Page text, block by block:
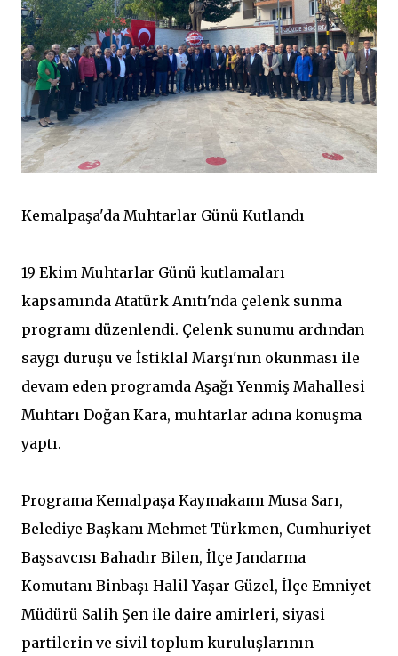
Kemalpaşa'da Muhtarlar Günü Kutlandı
19 Ekim Muhtarlar Günü kutlamaları
kapsamında Atatürk Anıtı'nda çelenk sunma
programı düzenlendi. Çelenk sunumu ardından
saygı duruşu ve İstiklal Marşı'nın okunması ile
devam eden programda Aşağı Yenmiş Mahallesi
Muhtarı Doğan Kara, muhtarlar adına konuşma
yaptı.
Programa Kemalpaşa Kaymakamı Musa Sarı,
Belediye Başkanı Mehmet Türkmen, Cumhuriyet
Başsavcısı Bahadır Bilen, İlçe Jandarma
Komutanı Binbaşı Halil Yaşar Güzel, İlçe Emniyet
Müdürü Salih Şen ile daire amirleri, siyasi
partilerin ve sivil toplum kuruluşlarının